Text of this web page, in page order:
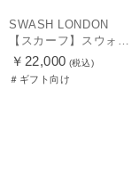
SWASH LONDON
【スカーフ】スウォッシュロンドン (SWASH LONDON) Showtime 88×88 シルク 日本製
￥22,000 (税込)
＃ギフト向け